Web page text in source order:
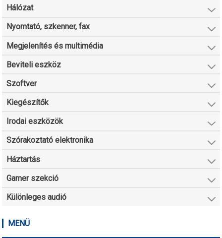
Hálózat
Nyomtató, szkenner, fax
Megjelenítés és multimédia
Beviteli eszköz
Szoftver
Kiegészítők
Irodai eszközök
Szórakoztató elektronika
Háztartás
Gamer szekció
Különleges audió
MENÜ